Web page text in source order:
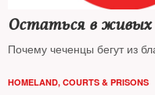
Остаться в живых
Почему чеченцы бегут из
HOMELAND, COURTS & PRISONS